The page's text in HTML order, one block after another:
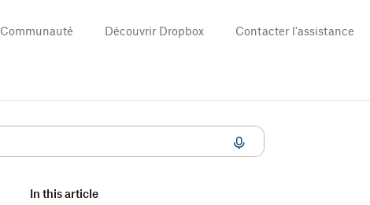
Communauté Découvrir Dropbox Contacter l'assistance
In this article